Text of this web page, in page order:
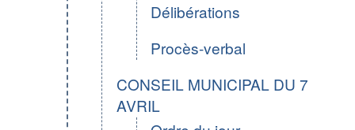
Délibérations
Procès-verbal
CONSEIL MUNICIPAL DU 7
AVRIL